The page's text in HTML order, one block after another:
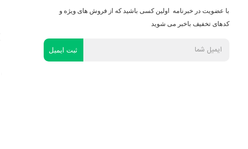
با عضویت در خبرنامه اولین کسی باشید که از فروش های ویژه و
کدهای تخفیف باخبر می شوید